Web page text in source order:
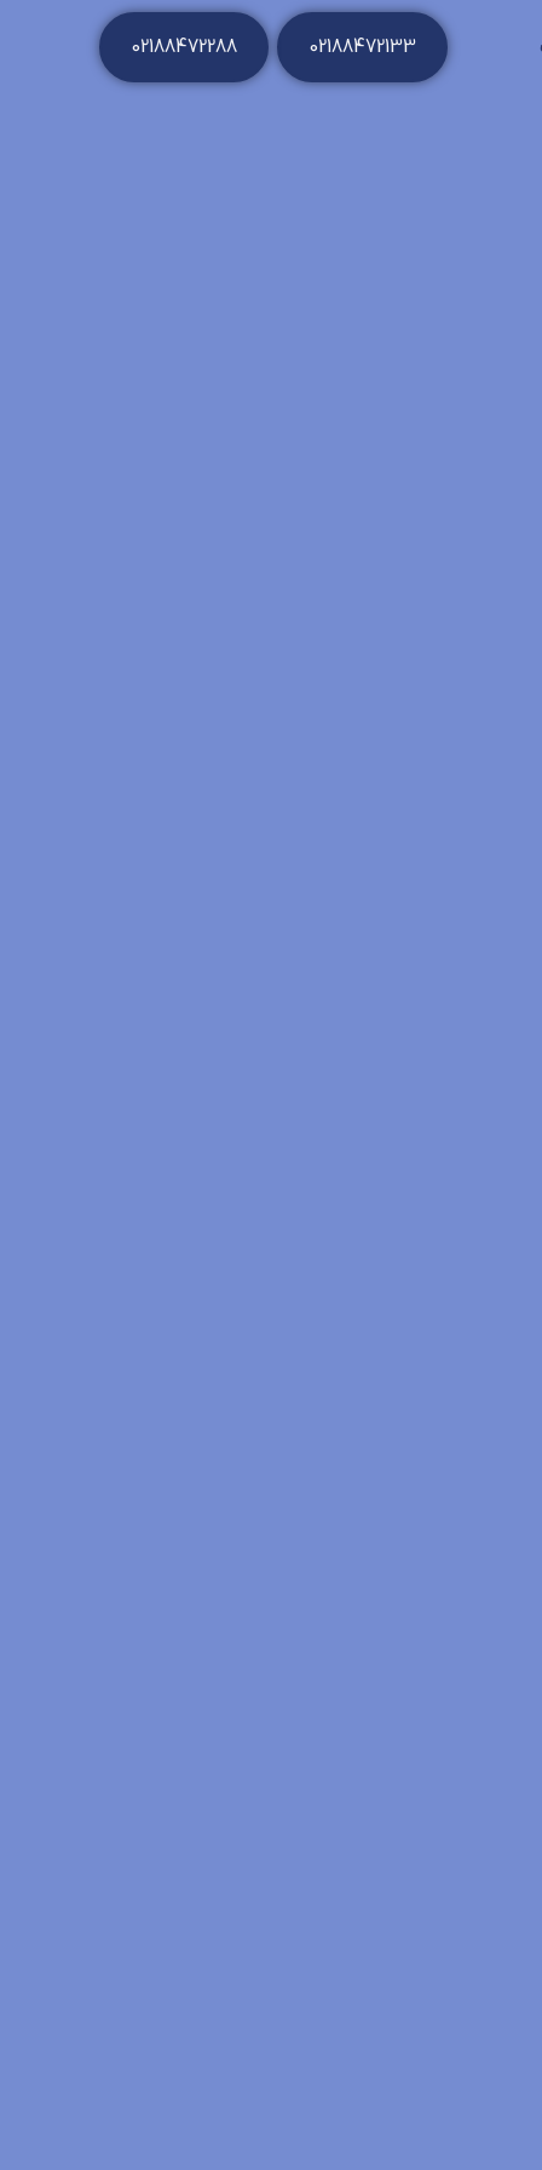
02188472133
02188472288